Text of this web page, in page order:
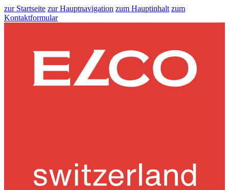
zur Startseite zur Hauptnavigation zum Hauptinhalt zum
Kontaktformular